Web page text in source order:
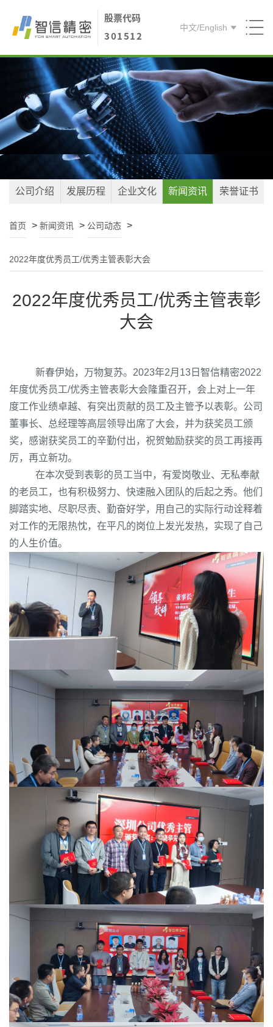
股票代码
301512
中文/English
首页
关于智信
产品方案
人才引进
公司介绍 发展历程 企业文化 新闻资讯 荣誉证书
首页 > 新闻资讯 > 公司动态 >
2022年度优秀员工/优秀主管表彰大会
2022年度优秀员工/优秀主管表彰
大会
新春伊始，万物复苏。2023年2月13日 智信精密2022
年度优秀员工/优秀主管表彰大会 隆重召开，会上对上一年
度工作业绩卓越、有突出贡献的员工及主管予以表彰。公司
董事长、总经理等高层领导出席了大会，并为获奖员工颁
奖，感谢获奖员工的辛勤付出，祝贺勉励获奖的员工再接再
厉，再立新功。
在本次受到表彰的员工当中，有爱岗敬业、无私奉献
的老员工，也有积极努力、快速融入团队的后起之秀。他们
脚踏实地、尽职尽责、勤奋好学，用自己的实际行动诠释着
对工作的无限热忱，在平凡的岗位上发光发热，实现了自己
的人生价值。